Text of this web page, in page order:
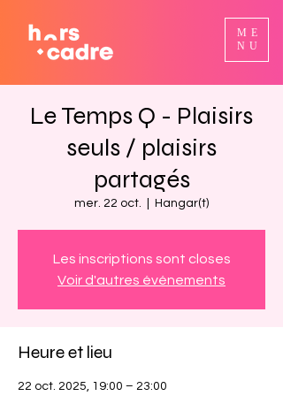
ME
NU
Le Temps Q - Plaisirs
seuls / plaisirs
partagés
mer. 22 oct. Hangar(t)
Les inscriptions sont closes
Voir d'autres événements
Heure et lieu
22 oct. 2025, 19:00 – 23:00